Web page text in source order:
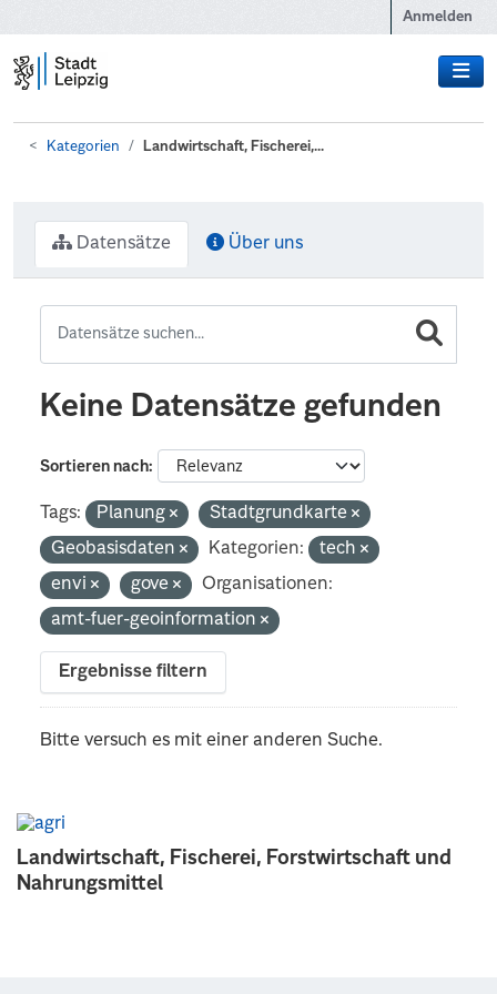
Anmelden
Kategorien Landwirtschaft, Fischerei,...
Landwirtschaft, Fischerei, Forstwirtschaft und
Nahrungsmittel
Datensätze Über uns
Keine Datensätze gefunden
Sortieren nach
Tags: Planung
Stadtgrundkarte
Geobasisdaten
Kategorien:
tech
envi
gove
Organisationen:
amt-fuer-geoinformation
Ergebnisse filtern
Bitte versuch es mit einer anderen Suche.